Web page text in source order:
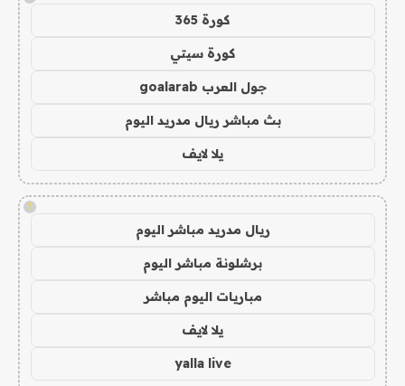
كورة 365
كورة سيتي
جول العرب goalarab
بث مباشر ريال مدريد اليوم
يلا لايف
!
ريال مدريد مباشر اليوم
برشلونة مباشر اليوم
مباريات اليوم مباشر
يلا لايف
yalla live